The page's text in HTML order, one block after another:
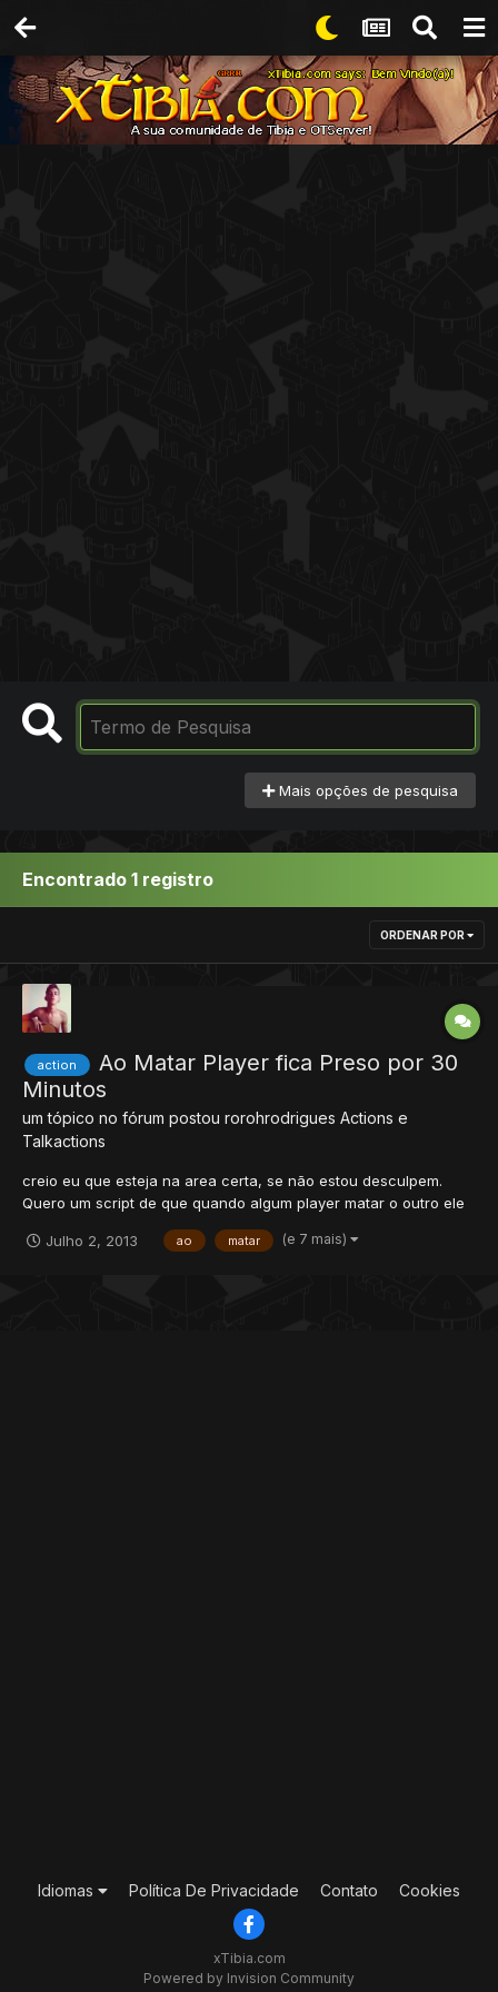
Mais opções de pesquisa
Encontrado 1 registro
ORDENAR POR
action
Ao Matar Player fica Preso por 30
Minutos
um tópico no fórum postou rorohrodrigues Actions e
Talkactions
creio eu que esteja na area certa, se não estou desculpem.
Quero um script de que quando algum player matar o outro ele
poderia sair por uma PORTA, que tipo o cara só vai poder sair
Julho 2, 2013 ao matar (e 7 mais)
Idiomas Política De Privacidade Contato Cookies
xTibia.com
Powered by Invision Community